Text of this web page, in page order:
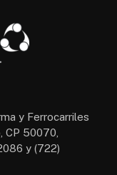
y Ferrocarriles
CP 50070,
y (722)